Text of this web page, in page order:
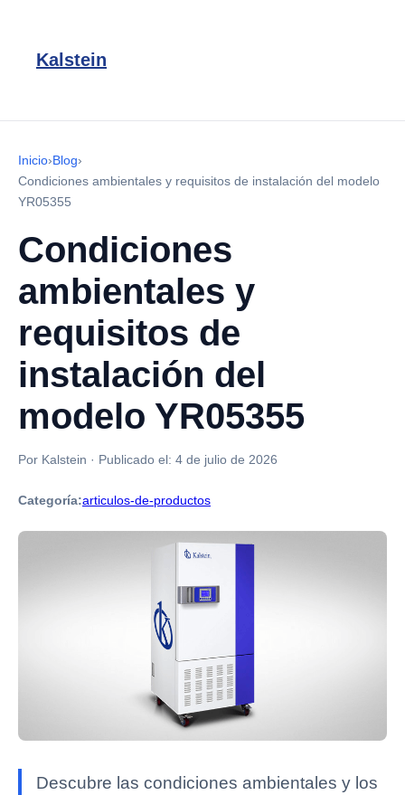
Kalstein
Inicio›Blog›
Condiciones ambientales y requisitos de instalación del modelo
YR05355
Condiciones
ambientales y
requisitos de
instalación del
modelo YR05355
Por Kalstein · Publicado el: 4 de julio de 2026
Categoría:articulos-de-productos
Descubre las condiciones ambientales y los